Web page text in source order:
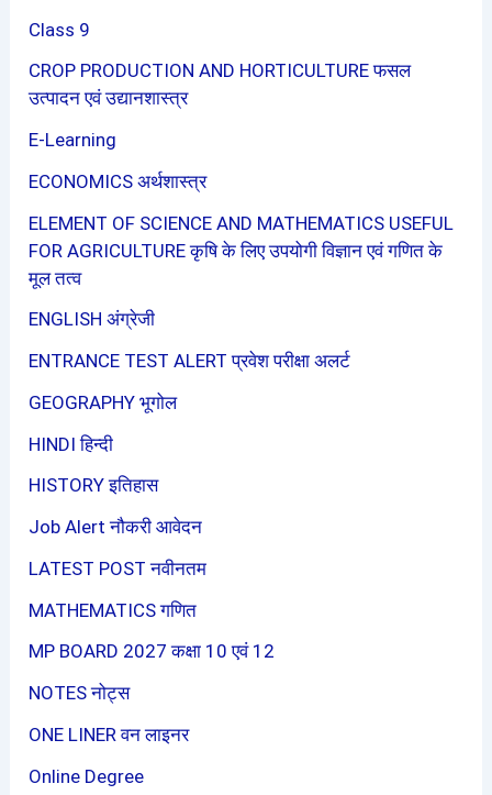
Class 9
CROP PRODUCTION AND HORTICULTURE फसल
उत्पादन एवं उद्यानशास्त्र
E-Learning
ECONOMICS अर्थशास्त्र
ELEMENT OF SCIENCE AND MATHEMATICS USEFUL
FOR AGRICULTURE कृषि के लिए उपयोगी विज्ञान एवं गणित के
मूल तत्व
ENGLISH अंग्रेजी
ENTRANCE TEST ALERT प्रवेश परीक्षा अलर्ट
GEOGRAPHY भूगोल
HINDI हिन्दी
HISTORY इतिहास
Job Alert नौकरी आवेदन
LATEST POST नवीनतम
MATHEMATICS गणित
MP BOARD 2027 कक्षा 10 एवं 12
NOTES नोट्स
ONE LINER वन लाइनर
Online Degree